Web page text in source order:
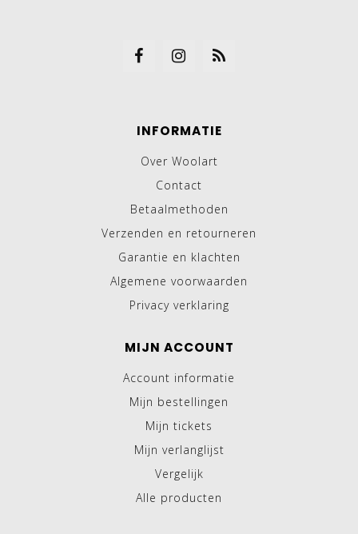
INFORMATIE
Over Woolart
Contact
Betaalmethoden
Verzenden en retourneren
Garantie en klachten
Algemene voorwaarden
Privacy verklaring
MIJN ACCOUNT
Account informatie
Mijn bestellingen
Mijn tickets
Mijn verlanglijst
Vergelijk
Alle producten